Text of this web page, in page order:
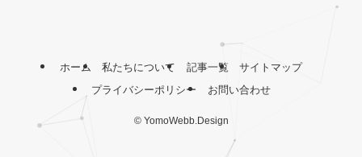
ホーム 私たちについて 記事一覧
サイトマップ
プライバシーポリシー
お問い合わせ
©YomoWebb.Design